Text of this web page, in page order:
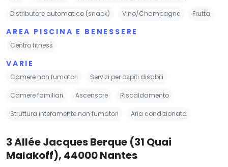
Distributore automatico (snack) Vino/Champagne Frutta
AREA PISCINA E BENESSERE
Centro fitness
VARIE
Camere non fumatori Servizi per ospiti disabili
Camere familiari Ascensore Riscaldamento
Struttura interamente non fumatori Aria condizionata
3 Allée Jacques Berque (31 Quai
Malakoff), 44000 Nantes